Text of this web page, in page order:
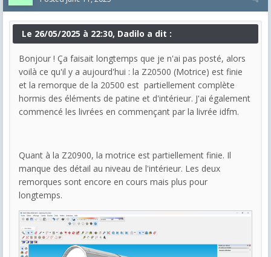
Le 26/05/2025 à 22:30, Dadilo a dit :
Bonjour ! Ça faisait longtemps que je n'ai pas posté, alors
voilà ce qu'il y a aujourd'hui : la Z20500 (Motrice) est finie
et la remorque de la 20500 est partiellement complète
hormis des éléments de patine et d'intérieur. J'ai également
commencé les livrées en commençant par la livrée idfm.
Quant à la Z20900, la motrice est partiellement finie. Il
manque des détail au niveau de l'intérieur. Les deux
remorques sont encore en cours mais plus pour
longtemps.